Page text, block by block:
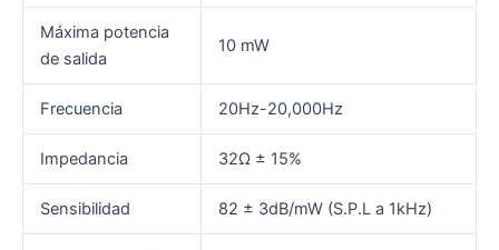
Máxima potencia
de salida
10 mW
Frecuencia 20Hz-20,000Hz
Impedancia 32Ω ± 15%
Sensibilidad 82 ± 3dB/mW (S.P.L a 1kHz)